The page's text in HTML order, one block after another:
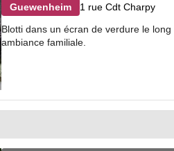
Guewenheim 1 rue Cdt Charpy
Blotti dans un écran de verdure le
ambiance familiale.